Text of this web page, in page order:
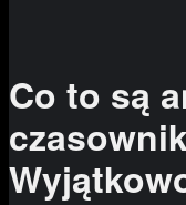
Co to są